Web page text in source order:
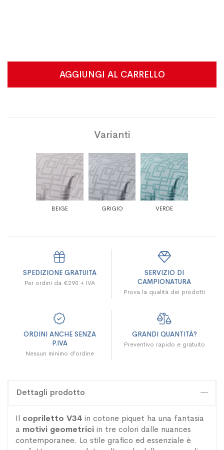
AGGIUNGI AL CARRELLO
Varianti
BEIGE GRIGIO VERDE
SPEDIZIONE GRATUITA
Per ordini da €290 + IVA
SERVIZIO DI
CAMPIONATURA
Prova la qualità dei prodotti
ORDINI ANCHE SENZA
P.IVA
Nessun minimo d’ordine
GRANDI QUANTITÀ?
Preventivo rapido e gratuito
Dettagli prodotto
Il copriletto V34 in cotone piquet ha una fantasia
a motivi geometrici in tre colori dalle nuances
contemporanee. Lo stile grafico ed essenziale è